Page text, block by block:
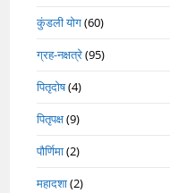
कुंडली योग(60)
ग्रह-नक्षत्रे(95)
पितृदोष(4)
पितृपक्ष(9)
पौर्णिमा(2)
महादशा(2)